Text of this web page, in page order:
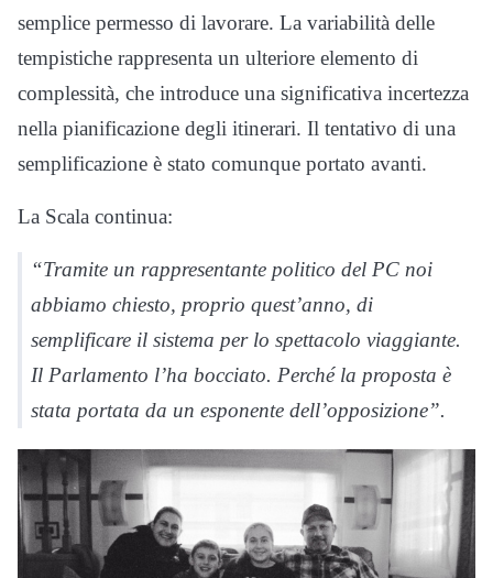
semplice permesso di lavorare. La variabilità delle
tempistiche rappresenta un ulteriore elemento di
complessità, che introduce una significativa incertezza
nella pianificazione degli itinerari. Il tentativo di una
semplificazione è stato comunque portato avanti.
La Scala continua:
“Tramite un rappresentante politico del PC noi
abbiamo chiesto, proprio quest’anno, di
semplificare il sistema per lo spettacolo viaggiante.
Il Parlamento l’ha bocciato. Perché la proposta è
stata portata da un esponente dell’opposizione”.